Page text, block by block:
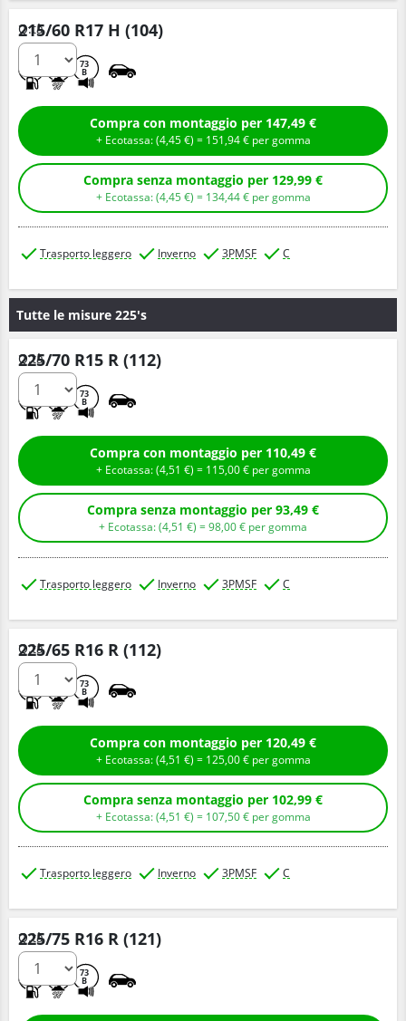
215/60 R17 H (104)
73
B
Q.tà
Compra con montaggio per 147,49 €
+ Ecotassa: (4,45€ ) = 151,94€ per gomma
Compra senza montaggio per 129,99 €
+ Ecotassa: (4,45€ ) = 134,44€ per gomma
Trasporto leggero Inverno 3PMSF C
Tutte le misure 225's
225/70 R15 R (112)
73
B
Q.tà
Compra con montaggio per 110,49 €
+ Ecotassa: (4,51 € ) = 115,00€ per gomma
Compra senza montaggio per 93,49 €
+ Ecotassa: (4,51 € ) =98,00€ per gomma
Trasporto leggero Inverno 3PMSF C
225/65 R16 R (112)
73
B
Q.tà
Compra con montaggio per 120,49 €
+ Ecotassa: (4,51 € ) = 125,00€ per gomma
Compra senza montaggio per 102,99 €
+ Ecotassa: (4,51 € ) = 107,50€ per gomma
Trasporto leggero Inverno 3PMSF C
225/75 R16 R (121)
73
B
Q.tà